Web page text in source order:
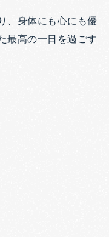
、身体にも心にも優
最高の一日を過ごす